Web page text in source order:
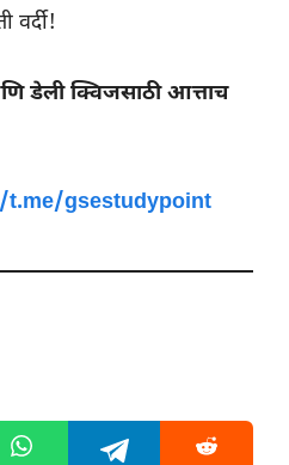
वर्दी!
डेली क्विजसाठी आत्ताच
gsestudypoint